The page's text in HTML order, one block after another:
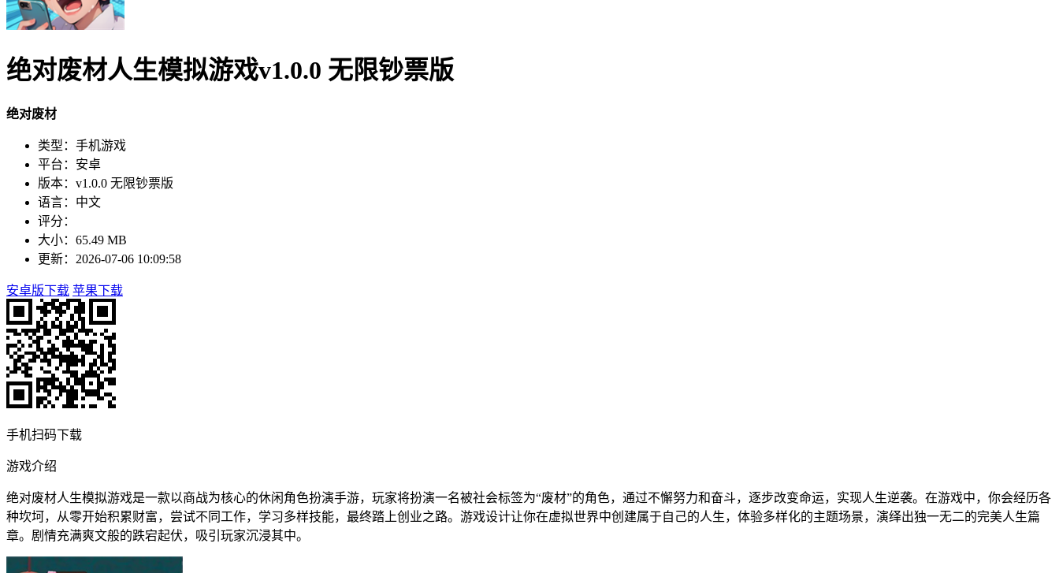
绝对废材人生模拟游戏v1.0.0 无限钞票版
绝对废材
类型：手机游戏
平台：安卓
版本：v1.0.0 无限钞票版
语言：中文
评分：
大小：65.49 MB
更新：2026-07-06 10:09:58
安卓版下载 苹果下载
手机扫码下载
游戏介绍
绝对废材人生模拟游戏是一款以商战为核心的休闲角色扮演手游，玩家将扮演一名被社会标签为“废材”的角色，通过不懈努力和奋斗，逐步改变命运，实现人生逆袭。在游戏中，你会经历各
种坎坷，从零开始积累财富，尝试不同工作，学习多样技能，最终踏上创业之路。游戏设计让你在虚拟世界中创建属于自己的人生，体验多样化的主题场景，演绎出独一无二的完美人生篇
章。剧情充满爽文般的跌宕起伏，吸引玩家沉浸其中。